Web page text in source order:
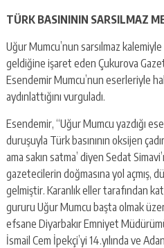
TÜRK BASINININ SARSILMAZ
Uğur Mumcu’nun sarsılmaz
geldiğine işaret eden Çukurova
Esendemir Mumcu’nun eserleriyle
aydınlattığını vurguladı.
Esendemir, “Uğur Mumcu yazdığı
duruşuyla Türk basınının oksijen
ama sakın satma’ diyen Sedat
gazetecilerin doğmasına yol açmış,
gelmiştir. Karanlık eller tarafından
gururu Uğur Mumcu başta olmak
efsane Diyarbakır Emniyet
İsmail Cem İpekçi’yi 14.yılında ve